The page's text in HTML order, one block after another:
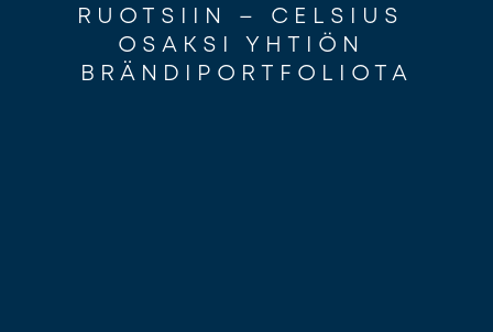
RUOTSIIN – CELSIUS
OSAKSI YHTIÖN
BRÄNDIPORTFOLIOTA